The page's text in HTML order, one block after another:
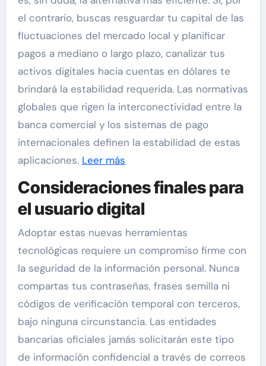
el contrario, buscas resguardar tu capital de las
fluctuaciones del mercado local y planificar
pagos a mediano o largo plazo, canalizar tus
activos digitales hacia cuentas en dólares te
brindará la estabilidad requerida. Las normativas
globales que rigen la interconectividad entre la
banca comercial y los sistemas de pago
internacionales definen la estabilidad de estas
aplicaciones. Leer más
Consideraciones finales para
el usuario digital
Adoptar estas nuevas herramientas
tecnológicas requiere un compromiso firme con
la seguridad de la información personal. Nunca
compartas tus contraseñas, frases semilla ni
códigos de verificación temporal con terceros,
bajo ninguna circunstancia. Las entidades
bancarias oficiales jamás solicitarán este tipo
de información confidencial a través de correos